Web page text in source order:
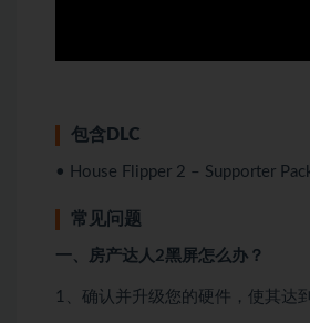
包含DLC
• House Flipper 2 – Supporter
常见问题
一、房产达人2黑屏怎么办？
1、确认并升级您的硬件，使其达